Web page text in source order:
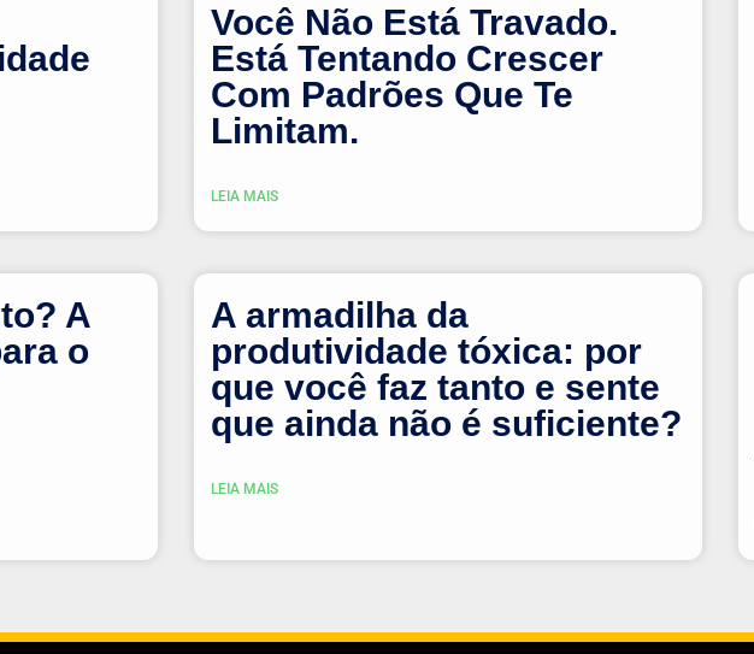
Você Não Está Travado.
Está Tentando Crescer
Com Padrões Que Te
Limitam.
LEIA MAIS
A
o
A armadilha da
produtividade tóxica: por
que você faz tanto e sente
que ainda não é suficiente?
LEIA MAIS